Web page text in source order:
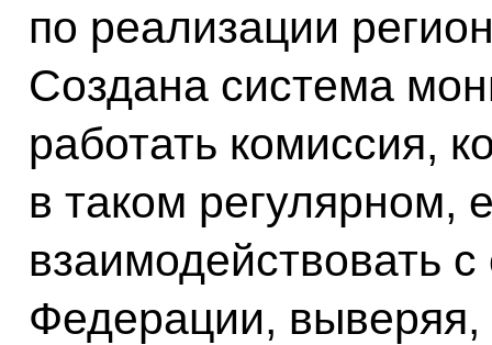
по реализации
Создана система
работать комиссия,
в таком
взаимодействовать
Федерации, выверяя,